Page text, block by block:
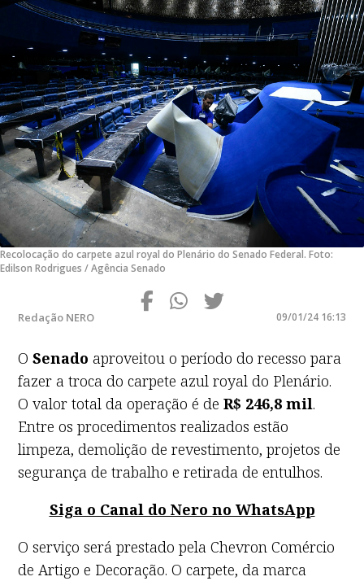
Recolocação do carpete azul royal do Plenário do Senado Federal. Foto:
Edilson Rodrigues / Agência Senado
Redação NERO 09/01/24 16:13
OSenadoaproveitou o período do recesso para
fazer a troca do carpete azul royal do Plenário.
O valor total da operação é deR$ 246,8 mil.
Entre os procedimentos realizados estão
limpeza, demolição de revestimento, projetos de
segurança de trabalho e retirada de entulhos.
Siga o Canal do Nero no WhatsApp
O serviço será prestado pela Chevron Comércio
de Artigo e Decoração. O carpete, da marca